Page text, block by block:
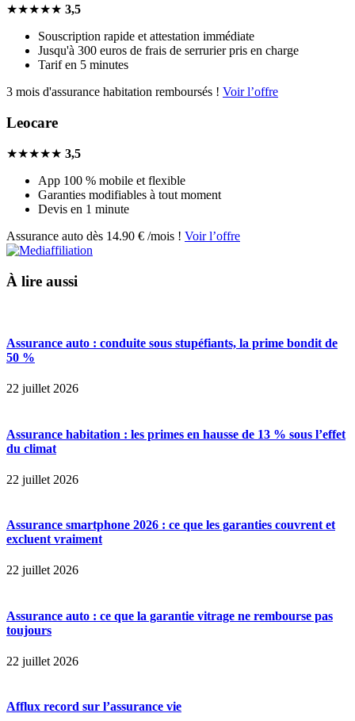
★★★★★ 3,5
Souscription rapide et attestation immédiate
Jusqu'à 300 euros de frais de serrurier pris en charge
Tarif en 5 minutes
3 mois d'assurance habitation remboursés ! Voir l’offre
Leocare
★★★★★ 3,5
App 100 % mobile et flexible
Garanties modifiables à tout moment
Devis en 1 minute
Assurance auto dès 14.90 € /mois ! Voir l’offre
À lire aussi
Assurance auto : conduite sous stupéfiants, la prime bondit de
50 %
22 juillet 2026
Assurance habitation : les primes en hausse de 13 % sous l’effet
du climat
22 juillet 2026
Assurance smartphone 2026 : ce que les garanties couvrent et
excluent vraiment
22 juillet 2026
Assurance auto : ce que la garantie vitrage ne rembourse pas
toujours
22 juillet 2026
Afflux record sur l’assurance vie